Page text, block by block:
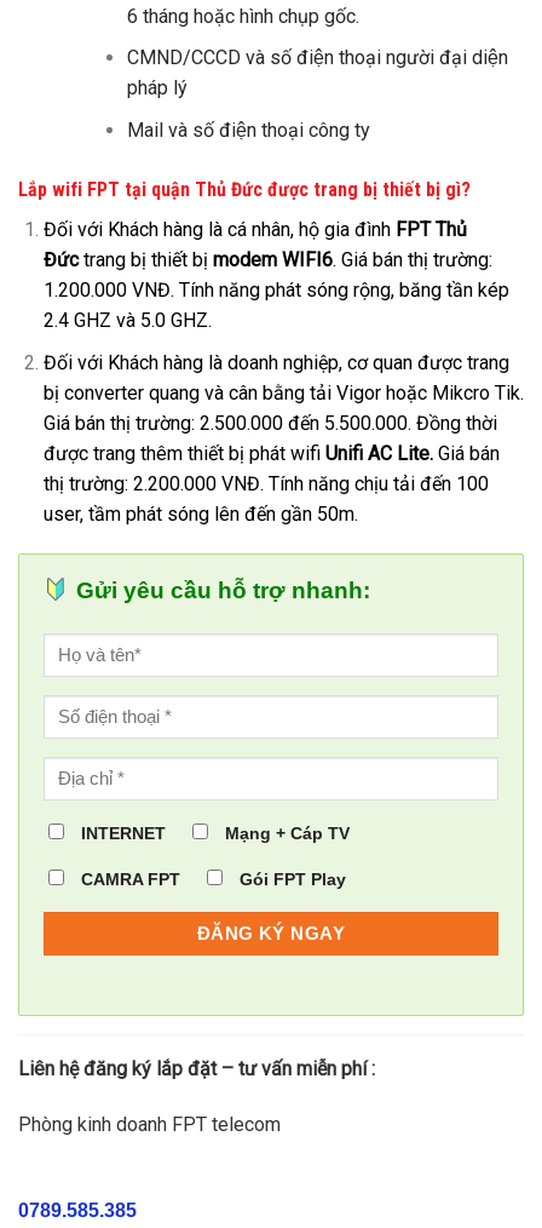
6 tháng hoặc hình chụp gốc.
CMND/CCCD và số điện thoại người đại diện
pháp lý
Mail và số điện thoại công ty
Lắp wifi FPT tại quận Thủ Đức được trang bị thiết bị gì?
Đối với Khách hàng là cá nhân, hộ gia đình FPT Thủ
Đứctrang bị thiết bị modem WIFI6. Giá bán thị trường:
1.200.000 VNĐ. Tính năng phát sóng rộng, băng tần kép
2.4 GHZ và 5.0 GHZ.
Đối với Khách hàng là doanh nghiệp, cơ quan được trang
bị converter quang và cân bằng tải Vigor hoặc Mikcro Tik.
Giá bán thị trường: 2.500.000 đến 5.500.000. Đồng thời
được trang thêm thiết bị phát wifi Unifi AC Lite. Giá bán
thị trường: 2.200.000 VNĐ. Tính năng chịu tải đến 100
user, tầm phát sóng lên đến gần 50m.
Gửi yêu cầu hỗ trợ nhanh:
INTERNET Mạng + Cáp TV
CAMRA FPT Gói FPT Play
Liên hệ đăng ký lắp đặt – tư vấn miễn phí :
Phòng kinh doanh FPT telecom
0789.585.385